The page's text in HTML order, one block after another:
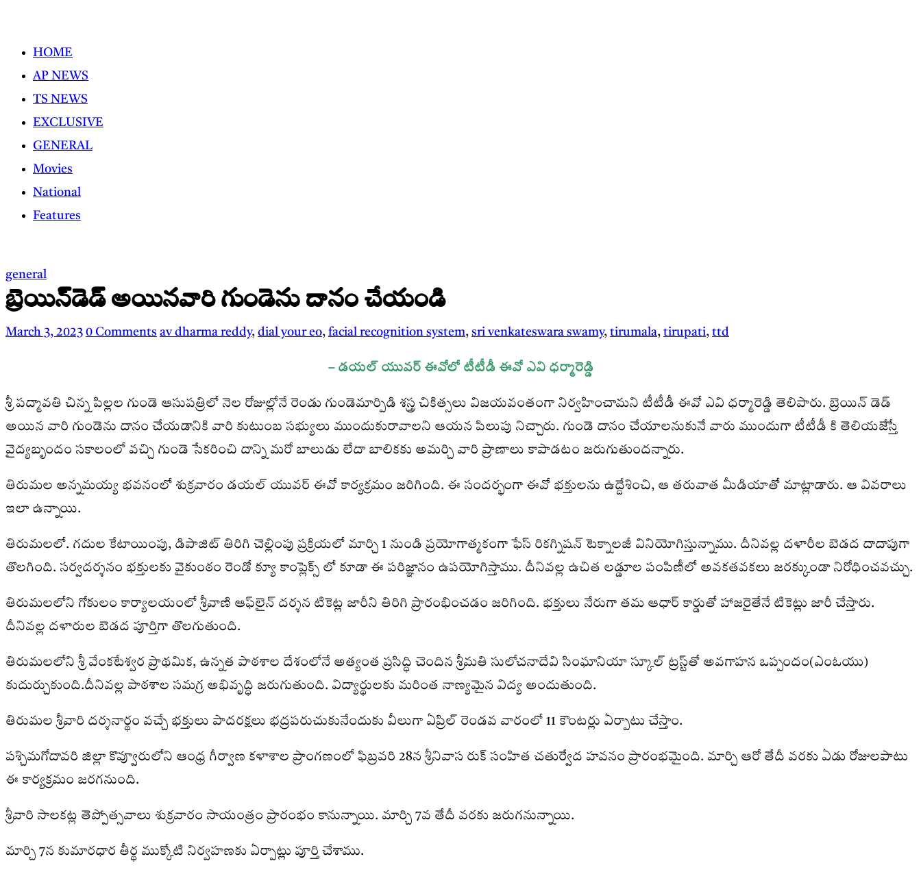
HOME
AP NEWS
TS NEWS
EXCLUSIVE
GENERAL
Movies
National
Features
general
బ్రెయిన్‌డెడ్ అయినవారి గుండెను దానం చేయండి
March 3, 2023 0 Comments av dharma reddy, dial your eo, facial recognition system, sri venkateswara swamy, tirumala, tirupati, ttd
– డయల్ యువర్ ఈవోలో టీటీడీ ఈవో ఎవి ధర్మారెడ్డి
శ్రీ పద్మావతి చిన్న పిల్లల గుండె ఆసుపత్రిలో నెల రోజుల్లోనే రెండు గుండెమార్పిడి శస్త్ర చికిత్సలు విజయవంతంగా నిర్వహించామని టీటీడీ ఈవో ఎవి ధర్మారెడ్డి తెలిపారు. బ్రెయిన్ డెడ్
అయిన వారి గుండెను దానం చేయడానికి వారి కుటుంబ సభ్యులు ముందుకురావాలని ఆయన పిలుపు నిచ్చారు. గుండె దానం చేయాలనుకునే వారు ముందుగా టీటీడీ కి తెలియజేస్తే
వైద్యబృందం సకాలంలో వచ్చి గుండె సేకరించి దాన్ని మరో బాలుడు లేదా బాలికకు అమర్చి వారి ప్రాణాలు కాపాడటం జరుగుతుందన్నారు.
తిరుమల అన్నమయ్య భవనంలో శుక్రవారం డయల్ యువర్ ఈవో కార్యక్రమం జరిగింది. ఈ సందర్భంగా ఈవో భక్తులను ఉద్దేశించి, ఆ తరువాత మీడియాతో మాట్లాడారు. ఆ వివరాలు
ఇలా ఉన్నాయి.
తిరుమలలో. గదుల కేటాయింపు, డిపాజిట్ తిరిగి చెల్లింపు ప్రక్రియలో మార్చి 1 నుండి ప్రయోగాత్మకంగా ఫేస్‌ రికగ్నిషన్‌ టెక్నాలజీ వినియోగిస్తున్నాము. దీనివల్ల దళారీల బెడద దాదాపుగా
తొలగింది. సర్వదర్శనం భక్తులకు వైకుంఠం రెండో క్యూ కాంప్లెక్స్ లో కూడా ఈ పరిజ్ఞానం ఉపయోగిస్తాము. దీనివల్ల ఉచిత లడ్డూల పంపిణీలో అవకతవకలు జరక్కుండా నిరోధించవచ్చు.
తిరుమలలోని గోకులం కార్యాలయంలో శ్రీవాణి ఆఫ్‌లైన్‌ దర్శన టికెట్ల జారీని తిరిగి ప్రారంభించడం జరిగింది. భక్తులు నేరుగా తమ ఆధార్‌ కార్డుతో హాజరైతేనే టికెట్లు జారీ చేస్తారు.
దీనివల్ల దళారుల బెడద పూర్తిగా తొలగుతుంది.
తిరుమలలోని శ్రీ వేంకటేశ్వర ప్రాథమిక, ఉన్నత పాఠశాల దేశంలోనే అత్యంత ప్రసిద్ధి చెందిన శ్రీమతి సులోచనాదేవి సింఘానియా స్కూల్‌ ట్రస్ట్‌తో అవగాహన ఒప్పందం(ఎంఓయు)
కుదుర్చుకుంది.దీనివల్ల పాఠశాల సమగ్ర అభివృద్ధి జరుగుతుంది. విద్యార్థులకు మరింత నాణ్యమైన విద్య అందుతుంది.
తిరుమల శ్రీవారి దర్శనార్థం వచ్చే భక్తులు పాదరక్షలు భద్రపరుచుకునేందుకు వీలుగా ఏప్రిల్‌ రెండవ వారంలో 11 కౌంటర్లు ఏర్పాటు చేస్తాం.
పశ్చిమగోదావరి జిల్లా కొవ్వూరులోని ఆంధ్ర గీర్వాణ కళాశాల ప్రాంగణంలో ఫిబ్రవరి 28న శ్రీనివాస రుక్‌ సంహిత చతుర్వేద హవనం ప్రారంభమైంది. మార్చి ఆరో తేదీ వరకు ఏడు రోజులపాటు
ఈ కార్యక్రమం జరగనుంది.
శ్రీవారి సాలకట్ల తెప్పోత్సవాలు శుక్రవారం సాయంత్రం ప్రారంభం కానున్నాయి. మార్చి 7వ తేదీ వరకు జరుగనున్నాయి.
మార్చి 7న కుమారధార తీర్థ ముక్కోటి నిర్వహణకు ఏర్పాట్లు పూర్తి చేశాము.